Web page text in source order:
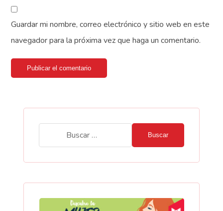
Guardar mi nombre, correo electrónico y sitio web en este
navegador para la próxima vez que haga un comentario.
Publicar el comentario
Buscar